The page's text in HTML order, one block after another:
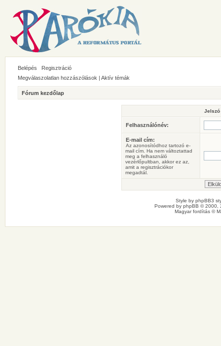
Belépés
Regisztráció
Megválaszolatlan hozzászólások | Aktív témák
Fórum kezdőlap
Jelszó
Felhasználónév:
E-mail cím:
Az azonosítódhoz tartozó e-
mail cím. Ha nem változtattad
meg a felhasználó
vezérlőpultban, akkor ez az,
amit a regisztrációkor
megadtál.
Style by phpBB3
Powered by phpBB © 2000,
Magyar fordítás ©